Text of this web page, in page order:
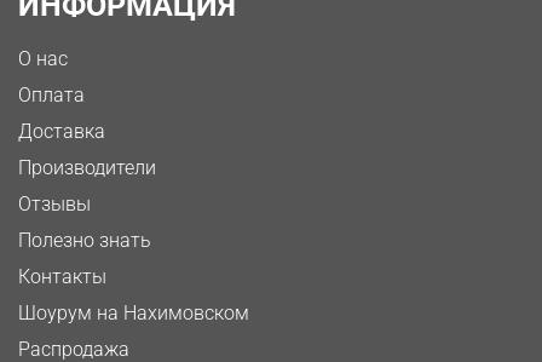
О нас
Оплата
Доставка
Производители
Отзывы
Полезно знать
Контакты
Шоурум на Нахимовском
Распродажа